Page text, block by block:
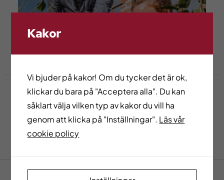
Utbildningsutbud
Här kan du läsa om de olika sätt du kan läsa en
utbildning eller klicka dig vidare till aktuella och tidigare
utbildningar.
Kakor
Vi bjuder på kakor! Om du tycker det är ok,
klickar du bara på "Acceptera alla". Du kan
såklart välja vilken typ av kakor du vill ha
genom att klicka på "Inställningar". Läs vår
cookie policy